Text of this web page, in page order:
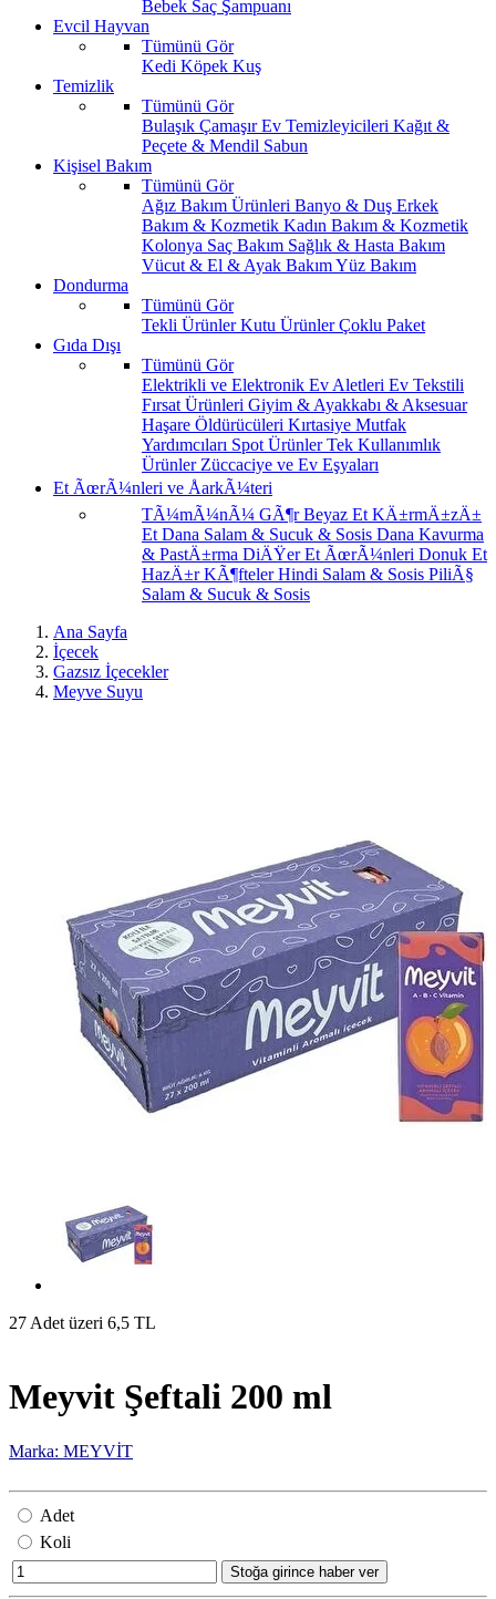
Bebek Saç Şampuanı
Evcil Hayvan
Tümünü Gör
Kedi Köpek Kuş
Temizlik
Tümünü Gör
Bulaşık ÇamaşırEv Temizleyicileri Kağıt &
Peçete & Mendil Sabun
Kişisel Bakım
Tümünü Gör
Ağız Bakım Ürünleri Banyo & Duş Erkek
Bakım & Kozmetik Kadın Bakım & Kozmetik
Kolonya Saç Bakım Sağlık & Hasta Bakım
Vücut & El & Ayak BakımYüz Bakım
Dondurma
Tümünü Gör
Tekli ÜrünlerKutu ÜrünlerÇoklu Paket
Gıda Dışı
Tümünü Gör
Elektrikli ve Elektronik Ev Aletleri Ev Tekstili
Fırsat Ürünleri Giyim & Ayakkabı & Aksesuar
Haşare Öldürücüleri Kırtasiye Mutfak
Yardımcıları Spot ÜrünlerTek Kullanımlık
Ürünler Züccaciye ve Ev Eşyaları
Et ÃœrÃ¼nleri ve ÅarkÃ¼teri
TÃ¼mÃ¼nÃ¼ GÃ¶rBeyaz Et KÄ±rmÄ±zÄ±
Et Dana Salam & Sucuk & Sosis Dana Kavurma
& PastÄ±rma DiÄŸer Et ÃœrÃ¼nleri Donuk Et
HazÄ±r KÃ¶ftelerHindi Salam & Sosis PiliÃ§
Salam & Sucuk & Sosis
Ana Sayfa
İçecek
Gazsız İçecekler
Meyve Suyu
27 Adet üzeri 6,5 TL
Meyvit Şeftali 200 ml
Marka: MEYVİT
Adet
Koli
Stoğa girince haber ver